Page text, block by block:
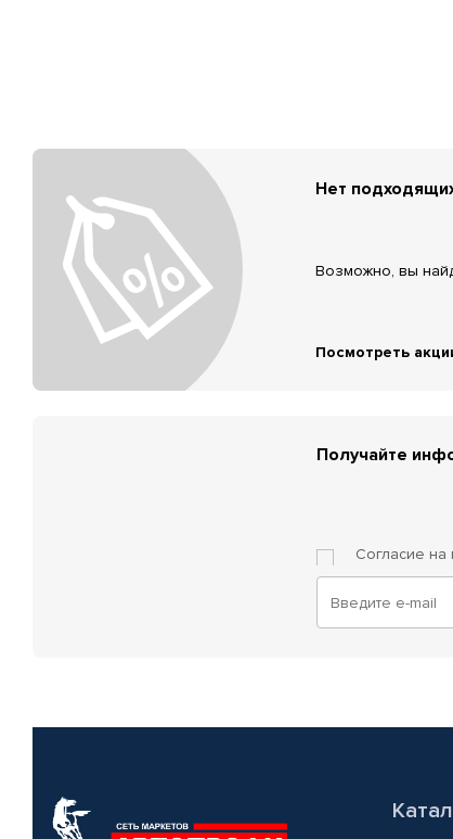
Нет
Возможно, вы
Посмотреть
Получайте
Согласие на